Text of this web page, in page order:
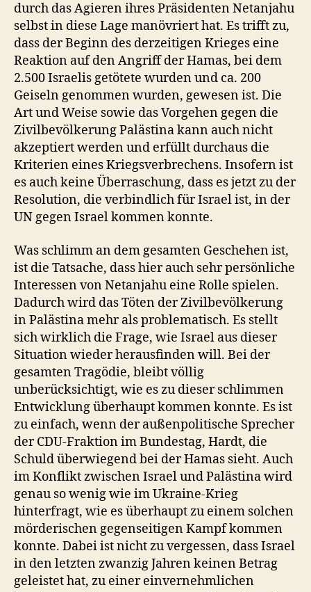
durch das Agieren ihres Präsidenten Netanjahu
selbst in diese Lage manövriert hat. Es trifft zu,
dass der Beginn des derzeitigen Krieges eine
Reaktion auf den Angriff der Hamas, bei dem
2.500 Israelis getötete wurden und ca. 200
Geiseln genommen wurden, gewesen ist. Die
Art und Weise sowie das Vorgehen gegen die
Zivilbevölkerung Palästina kann auch nicht
akzeptiert werden und erfüllt durchaus die
Kriterien eines Kriegsverbrechens. Insofern ist
es auch keine Überraschung, dass es jetzt zu der
Resolution, die verbindlich für Israel ist, in der
UN gegen Israel kommen konnte.
Was schlimm an dem gesamten Geschehen ist,
ist die Tatsache, dass hier auch sehr persönliche
Interessen von Netanjahu eine Rolle spielen.
Dadurch wird das Töten der Zivilbevölkerung
in Palästina mehr als problematisch. Es stellt
sich wirklich die Frage, wie Israel aus dieser
Situation wieder herausfinden will. Bei der
gesamten Tragödie, bleibt völlig
unberücksichtigt, wie es zu dieser schlimmen
Entwicklung überhaupt kommen konnte. Es ist
zu einfach, wenn der außenpolitische Sprecher
der CDU-Fraktion im Bundestag, Hardt, die
Schuld überwiegend bei der Hamas sieht. Auch
im Konflikt zwischen Israel und Palästina wird
genau so wenig wie im Ukraine-Krieg
hinterfragt, wie es überhaupt zu einem solchen
mörderischen gegenseitigen Kampf kommen
konnte. Dabei ist nicht zu vergessen, dass Israel
in den letzten zwanzig Jahren keinen Betrag
geleistet hat, zu einer einvernehmlichen